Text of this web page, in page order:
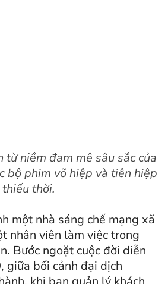
từ niềm đam mê sâu sắc của
bộ phim võ hiệp và tiên hiệp
thời.
một nhà sáng chế mạng xã
nhân viên làm việc trong
Bước ngoặt cuộc đời diễn
giữa bối cảnh đại dịch